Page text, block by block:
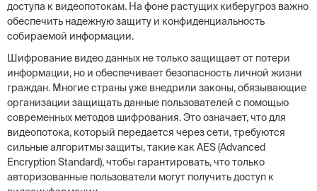
доступа к видеопотокам. На фоне растущих киберугроз важно
обеспечить надежную защиту и конфиденциальность
собираемой информации.
Шифрование видео данных не только защищает от потери
информации, но и обеспечивает безопасность личной жизни
граждан. Многие страны уже внедрили законы, обязывающие
организации защищать данные пользователей с помощью
современных методов шифрования. Это означает, что для
видеопотока, который передается через сети, требуются
сильные алгоритмы защиты, такие как AES (Advanced
Encryption Standard), чтобы гарантировать, что только
авторизованные пользователи могут получить доступ к